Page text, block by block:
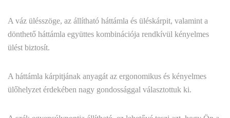
A váz ülésszöge, az állítható háttámla és üléskárpit, valamint a
dönthető háttámla együttes kombinációja rendkívül kényelmes
ülést biztosít.
A háttámla kárpitjának anyagát az ergonomikus és kényelmes
ülőhelyzet érdekében nagy gondossággal választottuk ki.